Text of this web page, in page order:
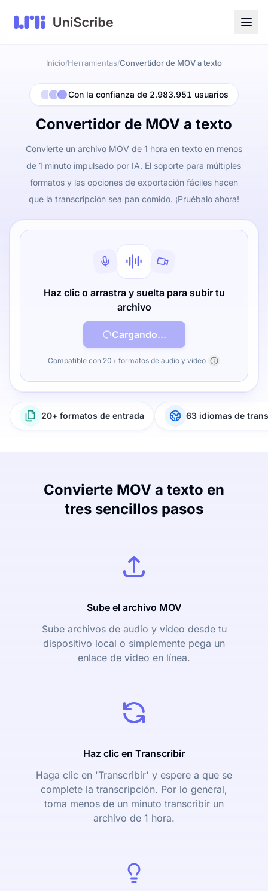
Inicio/Herramientas/Convertidor de MOV a texto
Con la confianza de 2.983.951 usuarios
Convertidor de MOV a texto
Convierte un archivo MOV de 1 hora en texto en menos
de 1 minuto impulsado por IA. El soporte para múltiples
formatos y las opciones de exportación fáciles hacen
que la transcripción sea pan comido. ¡Pruébalo ahora!
Haz clic o arrastra y suelta para subir tu
archivo
Cargando...
Compatible con 20+ formatos de audio y video
20+ formatos de entrada 63 idiomas de
Convierte MOV a texto en
tres sencillos pasos
Sube el archivo MOV
Sube archivos de audio y video desde tu
dispositivo local o simplemente pega un
enlace de video en línea.
Haz clic en Transcribir
Haga clic en 'Transcribir' y espere a que se
complete la transcripción. Por lo general,
toma menos de un minuto transcribir un
archivo de 1 hora.